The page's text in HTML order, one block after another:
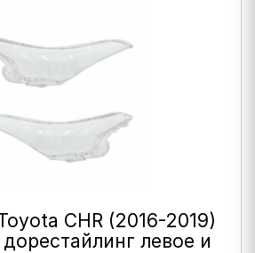
CHR (2016-2019)
левое и